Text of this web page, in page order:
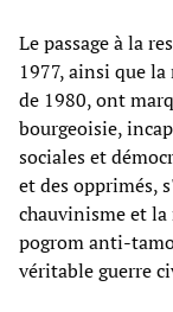
Le passage à la
1977, ainsi que
de 1980, ont
bourgeoisie,
sociales et
et des opprimés,
chauvinisme et la
pogrom anti-
véritable guerre